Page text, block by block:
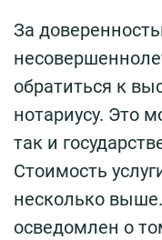
За
обратиться к
нотариусу. Это
так и
Стоимость
несколько
осведомлен о